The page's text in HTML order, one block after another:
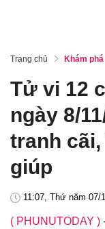
Trang chủ Khám phá
Tử vi 12
ngày 8/
tranh
giúp
11:07, Thứ năm 07/
( PHUNUTODAY )